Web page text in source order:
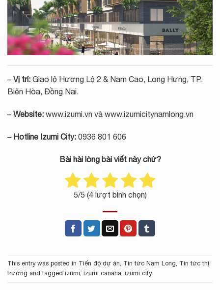
– Vị trí: Giao lộ Hương Lộ 2 & Nam Cao, Long Hưng, TP.
Biên Hòa, Đồng Nai.
– Website: www.izumi.vn và www.izumicitynamlong.vn
– Hotline Izumi City: 0936 801 606
Bài hài lòng bài viết này chứ?
5/5 (4lượt bình chọn)
This entry was posted in Tiến độ dự án Tin tức Nam Long Tin tức thị
trường and tagged izumi izumi canaria izumi city.